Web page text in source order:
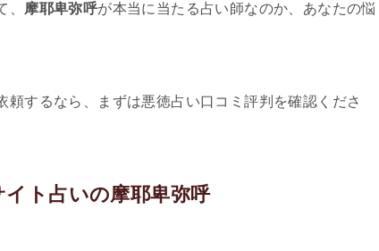
摩耶卑弥呼が本当に当たる占い師なのか、あなたの悩
するなら、まずは悪徳占い口コミ評判を確認くださ
ト占いの摩耶卑弥呼